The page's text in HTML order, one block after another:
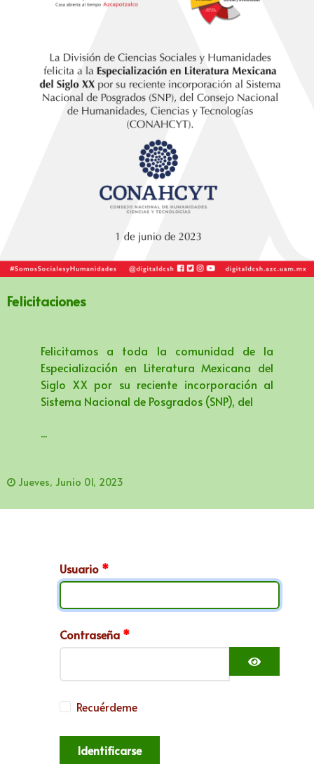
Felicitaciones
Felicitamos a toda la comunidad de la
Especialización en Literatura Mexicana del
Siglo XX por su reciente incorporación al
Sistema Nacional de Posgrados (SNP), del
...
Jueves, Junio 01, 2023
Usuario *
Contraseña *
Recuérdeme
Identificarse